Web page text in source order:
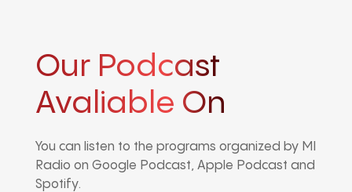
Our Podcast
Avaliable On
You can listen to the programs organized by MI
Radio on Google Podcast, Apple Podcast and
Spotify.